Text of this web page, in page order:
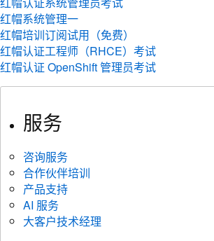
红帽系统管理一
红帽培训订阅试用（免费）
红帽认证工程师（RHCE）考试
红帽认证 OpenShift 管理员考试
服务
咨询服务
合作伙伴培训
产品支持
AI 服务
大客户技术经理